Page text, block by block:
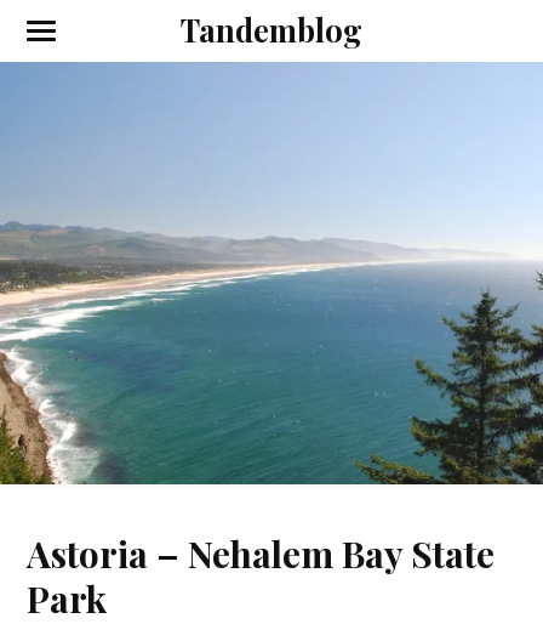
Tandemblog
Astoria – Nehalem Bay State
Park